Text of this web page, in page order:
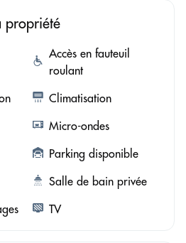
propriété
Accès en fauteuil
roulant
Climatisation
Micro-ondes
Parking disponible
Salle de bain privée
TV